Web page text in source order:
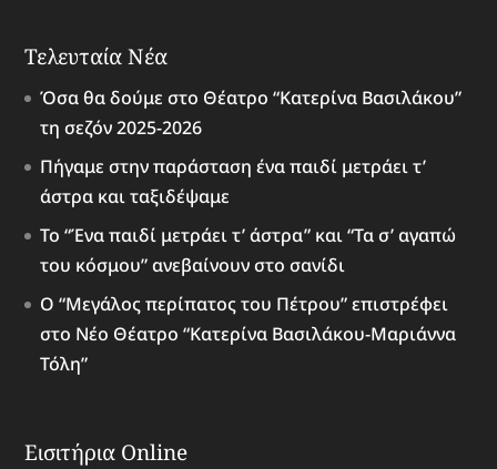
Τελευταία Νέα
Όσα θα δούμε στο Θέατρο “Κατερίνα Βασιλάκου”
τη σεζόν 2025-2026
Πήγαμε στην παράσταση ένα παιδί μετράει τ’
άστρα και ταξιδέψαμε
Το “Ένα παιδί μετράει τ’ άστρα” και “Τα σ’ αγαπώ
του κόσμου” ανεβαίνουν στο σανίδι
Ο “Μεγάλος περίπατος του Πέτρου” επιστρέφει
στο Νέο Θέατρο “Κατερίνα Βασιλάκου-Μαριάννα
Τόλη”
Εισιτήρια Online